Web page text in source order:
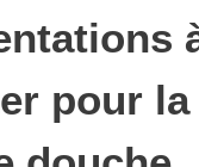
pour